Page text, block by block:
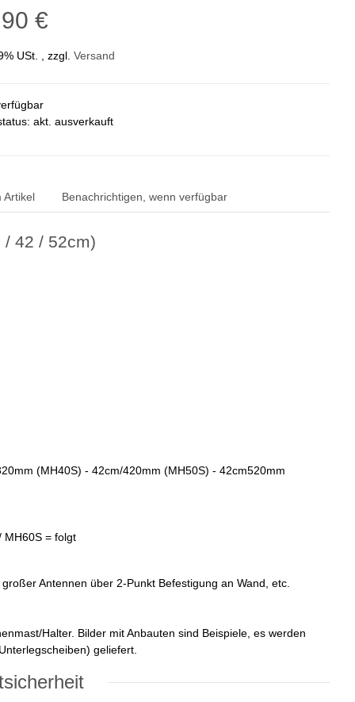
€
USt. , zzgl. Versand
akt. ausverkauft
Artikel Benachrichtigen, wenn verfügbar
42 / 52cm)
(MH40S) - 42cm/420mm (MH50S) - 42cm520mm
MH60S = folgt
Antennen über 2-Punkt Befestigung an Wand, etc.
Halter. Bilder mit Anbauten sind Beispiele, es werden
geliefert.